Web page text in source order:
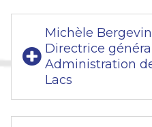
Michèle Bergevin
Directrice
Administration
Lacs